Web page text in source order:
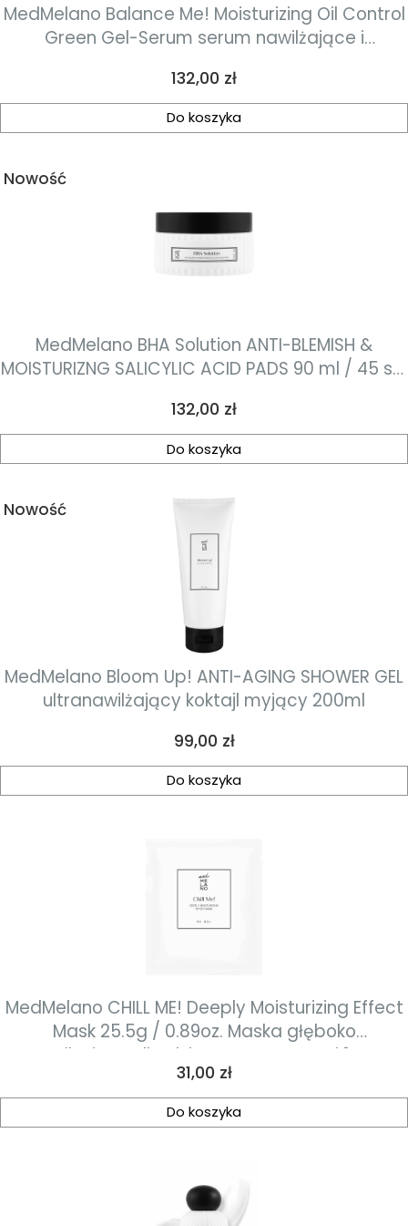
MedMelano Balance Me! Moisturizing Oil Control
Green Gel-Serum serum nawilżające i
Cena
132,00 zł
Do koszyka
Nowość
MedMelano BHA Solution ANTI-BLEMISH &
MOISTURIZNG SALICYLIC ACID PADS 90 ml / 45 szt
salicylowym dla skóry z niedoskonałościami
Cena
132,00 zł
Do koszyka
Nowość
MedMelano Bloom Up! ANTI-AGING SHOWER GEL
ultranawilżający koktajl myjący 200ml
Cena
99,00 zł
Do koszyka
MedMelano CHILL ME! Deeply Moisturizing Effect
Mask 25.5g / 0.89oz. Maska głęboko
nawilżająca dla skóry zestresowanej 1 szt
Cena
31,00 zł
Do koszyka